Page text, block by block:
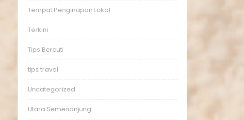
Tempat Penginapan Lokal
Terkini
Tips Bercuti
tips travel
Uncategorized
Utara Semenanjung